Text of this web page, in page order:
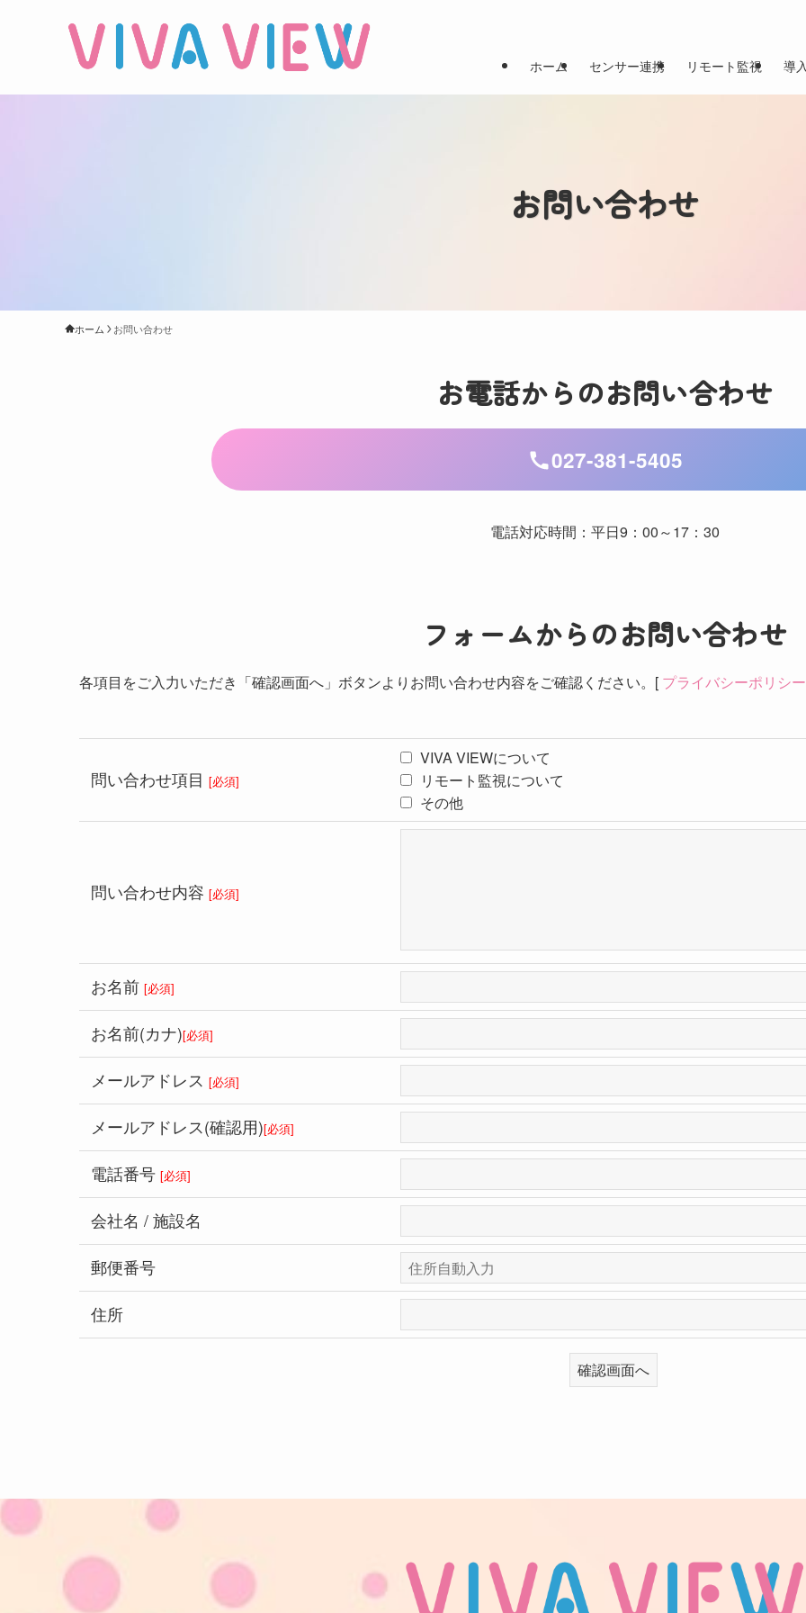
ホーム センサー連携 リモート監視 導
お問い合わせ
ホーム お問い合わせ
お電話からのお問い合わせ
027-381-5405
電話対応時間：平日9：00～17：30
フォームからのお問い合わせ
各項目をご入力いただき「確認画面へ」ボタンよりお問い合わせ内容をご確認ください。 [ プライバシーポリシー
問い合わせ項目 [必須]
VIVA VIEWについて
リモート監視について
その他
問い合わせ内容 [必須]
お名前 [必須]
お名前(カナ)[必須]
メールアドレス [必須]
メールアドレス(確認用)[必須]
電話番号 [必須]
会社名 / 施設名
郵便番号
住所